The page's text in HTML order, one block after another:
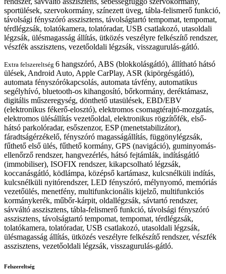
sportülések, szervokormány, színezett üveg, tábla-felismerő funkció,
távolsági fényszóró asszisztens, távolságtartó tempomat, tempomat,
térdlégzsák, tolatókamera, tolatóradar, USB csatlakozó, utasoldali
légzsák, ülésmagasság állítás, ütközés veszélyre felkészítő rendszer,
vészfék asszisztens, vezetőoldali légzsák, visszagurulás-gátló.
Extra felszereltség 6 hangszóró, ABS (blokkolásgátló), állítható hátsó
ülések, Android Auto, Apple CarPlay, ASR (kipörgésgátló),
automata fényszórókapcsolás, automata távfény, automatikus
segélyhívó, bluetooth-os kihangosító, bőrkormány, deréktámasz,
digitális műszeregység, dönthető utasülések, EBD/EBV
(elektronikus fékerő-elosztó), elektromos csomagtérajtó-mozgatás,
elektromos ülésállítás vezetőoldal, elektronikus rögzítőfék, első-
hátsó parkolóradar, esőszenzor, ESP (menetstabilizátor),
fáradtságérzékelő, fényszóró magasságállítás, függönylégzsák,
fűthető első ülés, fűthető kormány, GPS (navigáció), guminyomás-
ellenőrző rendszer, hangvezérlés, hátsó fejtámlák, indításgátló
(immobiliser), ISOFIX rendszer, kikapcsolható légzsák,
koccanásgátló, ködlámpa, középső kartámasz, kulcsnélküli indítás,
kulcsnélküli nyitórendszer, LED fényszóró, mélynyomó, memóriás
vezetőülés, menetfény, multifunkcionális kijelző, multifunkciós
kormánykerék, műbőr-kárpit, oldallégzsák, sávtartó rendszer,
sávváltó asszisztens, tábla-felismerő funkció, távolsági fényszóró
asszisztens, távolságtartó tempomat, tempomat, térdlégzsák,
tolatókamera, tolatóradar, USB csatlakozó, utasoldali légzsák,
ülésmagasság állítás, ütközés veszélyre felkészítő rendszer, vészfék
asszisztens, vezetőoldali légzsák, visszagurulás-gátló.
Felszereltség